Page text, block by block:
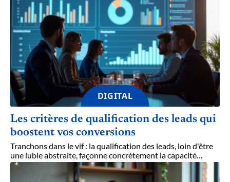
DIGITAL
Les critères de qualification des leads qui
boostent vos conversions
Tranchons dans le vif : la qualification des leads, loin d'être
une lubie abstraite, façonne concrètement la capacité…